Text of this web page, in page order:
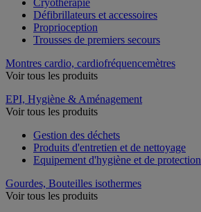
Défibrillateurs et accessoires
Proprioception
Trousses de premiers secours
Montres cardio, cardiofréquencemètres
Voir tous les produits
EPI, Hygiène & Aménagement
Voir tous les produits
Gestion des déchets
Produits d'entretien et de nettoyage
Equipement d'hygiène et de protection
Gourdes, Bouteilles isothermes
Voir tous les produits